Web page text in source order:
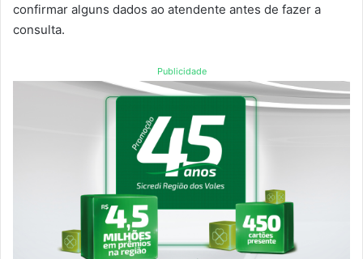
confirmar alguns dados ao atendente antes de fazer a
consulta.
Publicidade